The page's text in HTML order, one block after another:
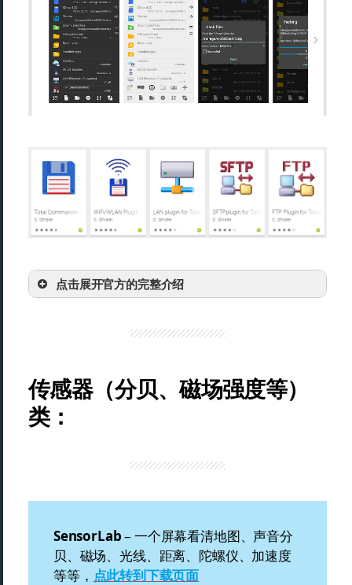
点击展开官方的完整介绍
传感器（分贝、磁场强度等）
类：
SensorLab– 一个屏幕看清地图、声音分
贝、磁场、光线、距离、陀螺仪、加速度
等等， 点此转到下载页面